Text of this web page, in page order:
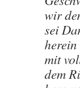
wir
sei
herein
mit
dem